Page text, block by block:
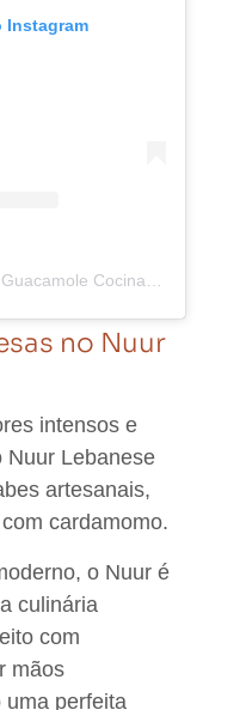
Instagram
Um post compartilhado por Guacamole Cocina Mexicana (@guacamolemex)
no Nuur
intensos e
Nuur Lebanese
artesanais,
cardamomo.
o Nuur é
culinária
com
mãos
perfeita